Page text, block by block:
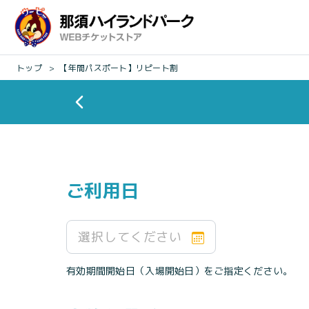
トップ 【年間パスポート】リピート割
ご利用日
選択してください
有効期間開始日（入場開始日）をご指定ください。